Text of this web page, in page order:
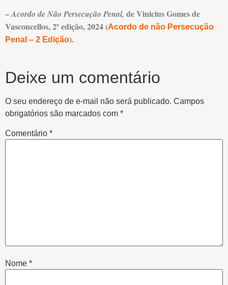
–Acordo de Não Persecução Penal, de Vinicius Gomes de
Vasconcellos, 2ª edição, 2024 (Acordo de não Persecução
Penal – 2 Edição).
Deixe um comentário
O seu endereço de e-mail não será publicado. Campos
obrigatórios são marcados com *
Comentário *
Nome *